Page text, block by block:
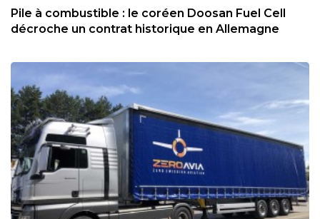
Pile à combustible : le coréen Doosan Fuel Cell
décroche un contrat historique en Allemagne